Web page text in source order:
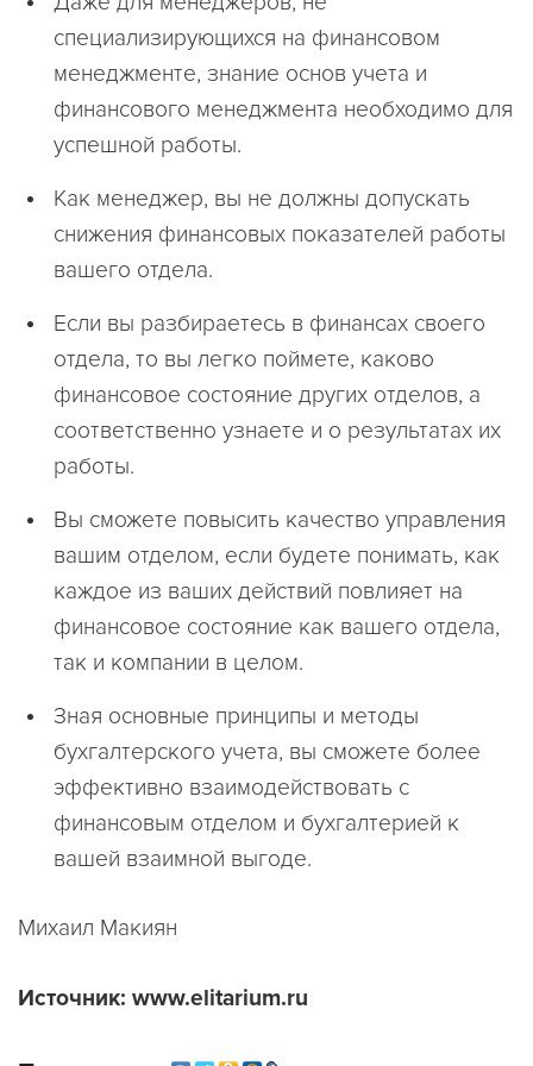
специализирующихся на финансовом
менеджменте, знание основ учета и
финансового менеджмента необходимо для
успешной работы.
Как менеджер, вы не должны допускать
снижения финансовых показателей работы
вашего отдела.
Если вы разбираетесь в финансах своего
отдела, то вы легко поймете, каково
финансовое состояние других отделов, а
соответственно узнаете и о результатах их
работы.
Вы сможете повысить качество управления
вашим отделом, если будете понимать, как
каждое из ваших действий повлияет на
финансовое состояние как вашего отдела,
так и компании в целом.
Зная основные принципы и методы
бухгалтерского учета, вы сможете более
эффективно взаимодействовать с
финансовым отделом и бухгалтерией к
вашей взаимной выгоде.
Михаил Макиян
Источник: www.elitarium.ru